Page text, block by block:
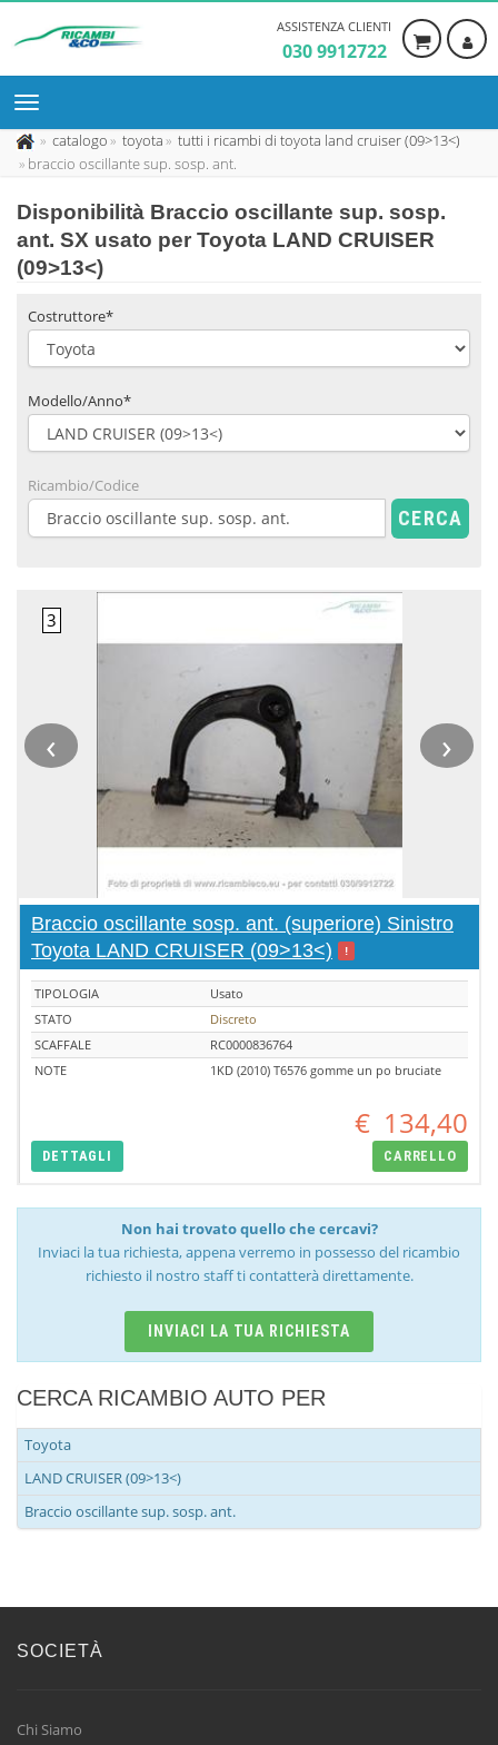
ASSISTENZA CLIENTI
030 9912722
catalogo toyota
tutti i ricambi di toyota land cruiser (09>13<)
braccio oscillante sup. sosp. ant.
Disponibilità Braccio oscillante sup. sosp.
ant. SX usato per Toyota LAND CRUISER
(09>13<)
Costruttore*
Modello/Anno*
Ricambio/Codice
CERCA
‹ ›
Braccio oscillante sosp. ant. (superiore) Sinistro
Toyota LAND CRUISER (09>13<)
!
TIPOLOGIA
Usato
STATO
Discreto
SCAFFALE
RC0000836764
NOTE
1KD (2010) T6576 gomme un po bruciate
€ 134,40
DETTAGLI CARRELLO
Non hai trovato quello che cercavi?
Inviaci la tua richiesta, appena verremo in possesso del ricambio
richiesto il nostro staff ti contatterà direttamente.
INVIACI LA TUA RICHIESTA
CERCA RICAMBIO AUTO PER
Toyota
LAND CRUISER (09>13<)
Braccio oscillante sup. sosp. ant.
SOCIETÀ
Chi Siamo